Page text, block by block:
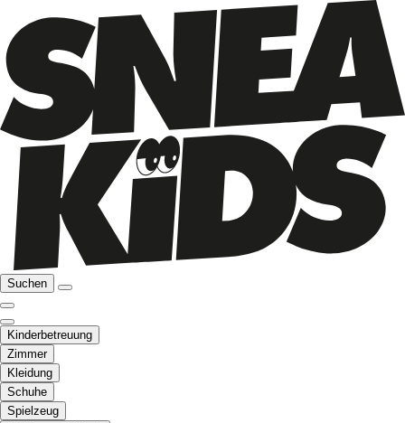
Suchen
Kinderbetreuung
Zimmer
Kleidung
Schuhe
Spielzeug